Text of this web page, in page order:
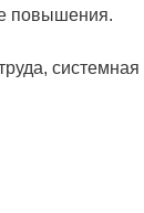
повышения.